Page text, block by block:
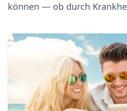
können — ob durch